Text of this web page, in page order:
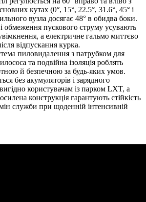
кутах (0°, 15°, 22.5°, 31.6°, 45° і
вузла досягає 48° в обидва боки.
обмеження пускового струму усувають
а електричне гальмо миттєво
відпускання курка.
пиловидалення з патрубком для
та подвійна ізоляція роблять
й безпечною за будь-яких умов.
без акумуляторів і зарядного
користувачам із парком LXT, а
конструкція гарантують стійкість
служби при щоденній інтенсивній